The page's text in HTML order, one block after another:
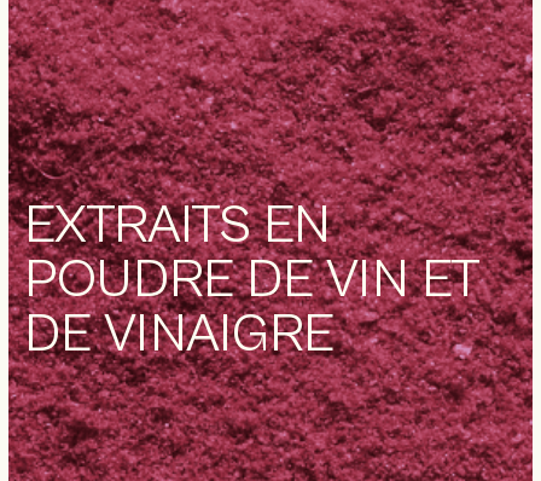
EXTRAITS EN
POUDRE DE VIN ET
DE VINAIGRE